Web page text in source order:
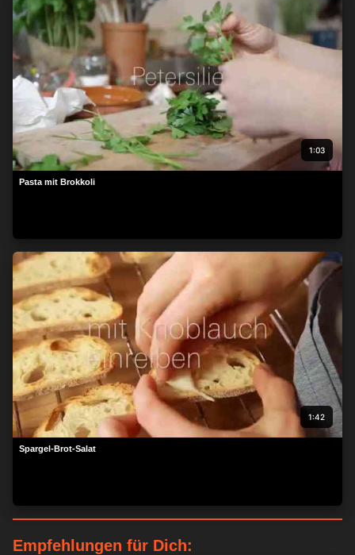
1:03
Pasta mit Brokkoli
1:42
Spargel-Brot-Salat
Empfehlungen für Dich: